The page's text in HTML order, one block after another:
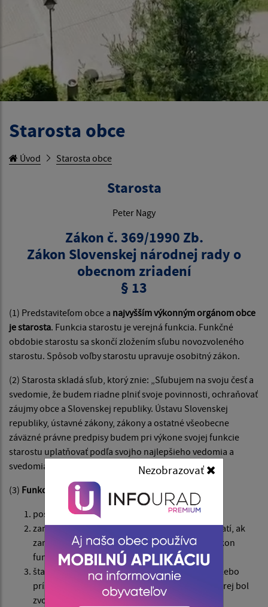
Nezobrazovať
Starosta obce
Úvod Starosta obce
Starosta
Peter Nagy
Zákon č. 369/1990 Zb.
Zákon Slovenskej národnej rady o
obecnom zriadení
§ 13
(1) Predstaviteľom obce a najvyšším výkonným orgánom obce
je starosta. Funkcia starostu je verejná funkcia. Funkčné
obdobie starostu sa skončí zložením sľubu novozvoleného
starostu. Spôsob voľby starostu upravuje osobitný zákon.
(2) Starosta skladá sľub, ktorý znie: „Sľubujem na svoju česť a
svedomie, že budem riadne plniť svoje povinnosti, ochraňovať
záujmy obce a Slovenskej republiky. Ústavu Slovenskej
republiky, ústavné zákony, zákony a ostatné všeobecne
záväzné právne predpisy budem pri výkone svojej funkcie
starostu uplatňovať podľa svojho najlepšieho vedomia a
svedomia.
(3) Funkcia starostu je nezlučiteľná s funkciou
poslanca,
zamestnanca obce, v ktorej bol zvolený; to neplatí, ak
zamestnanec obce je dlhodobo uvoľnený na výkon
funkcie starostu,
štatutárneho orgánu rozpočtovej organizácie alebo
príspevkovej organizácie zriadenej obcou, v ktorej bol
zvolený,